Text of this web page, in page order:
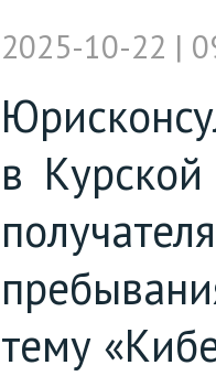
2025-10-22 |
в
тему